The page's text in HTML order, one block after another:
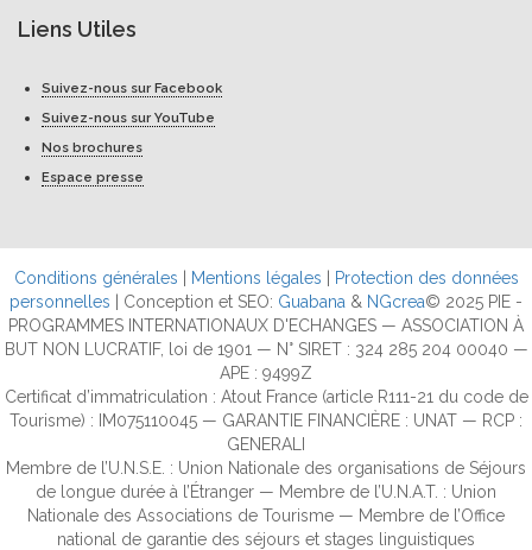
Liens Utiles
Suivez-nous sur Facebook
Suivez-nous sur YouTube
Nos brochures
Espace presse
Conditions générales Mentions légales
Protection des données
personnelles | Conception et SEO: Guabana & NGcrea© 2025 PIE -
PROGRAMMES INTERNATIONAUX D'ECHANGES — ASSOCIATION À
BUT NON LUCRATIF, loi de 1901 — N° SIRET : 324 285 204 00040 —
APE : 9499Z
Certificat d’immatriculation : Atout France (article R111-21 du code de
Tourisme) : IM075110045 — GARANTIE FINANCIÈRE : UNAT — RCP :
GENERALI
Membre de l’U.N.S.E. : Union Nationale des organisations de Séjours
de longue durée à l’Étranger — Membre de l’U.N.A.T. : Union
Nationale des Associations de Tourisme — Membre de l’Office
national de garantie des séjours et stages linguistiques